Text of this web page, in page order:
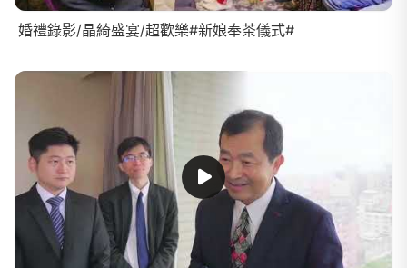
婚禮錄影/晶綺盛宴/超歡樂#新娘奉茶儀式#